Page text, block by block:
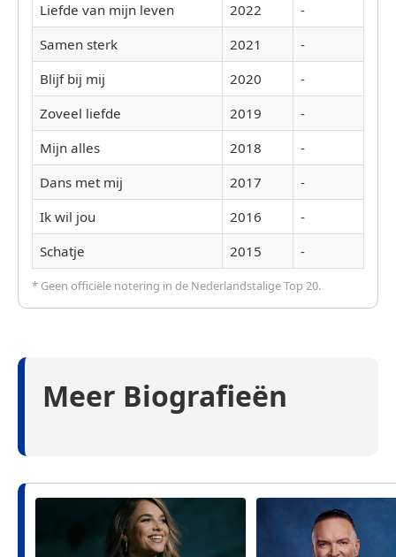
Liefde van mijn leven
2022
-
Samen sterk
2021
-
Blijf bij mij
2020
-
Zoveel liefde
2019
-
Mijn alles
2018
-
Dans met mij
2017
-
Ik wil jou
2016
-
Schatje
2015 -
* Geen officiële notering in de Nederlandstalige Top 20.
Meer Biografieën